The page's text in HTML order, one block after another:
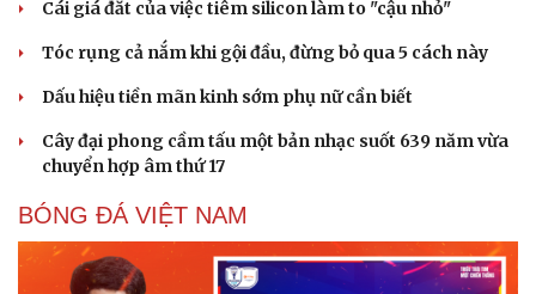
Dinh dưỡng - món ngon
Cây thuốc
Sản phụ khoa
Nam khoa
Làm đẹp - giảm cân
Nhà đẹp
Cái giá đắt của việc tiêm silicon làm to "cậu nhỏ"
Tóc rụng cả nắm khi gội đầu, đừng bỏ qua 5 cách này
Dấu hiệu tiền mãn kinh sớm phụ nữ cần biết
Cây đại phong cầm tấu một bản nhạc suốt 639 năm vừa
chuyển hợp âm thứ 17
BÓNG ĐÁ VIỆT NAM